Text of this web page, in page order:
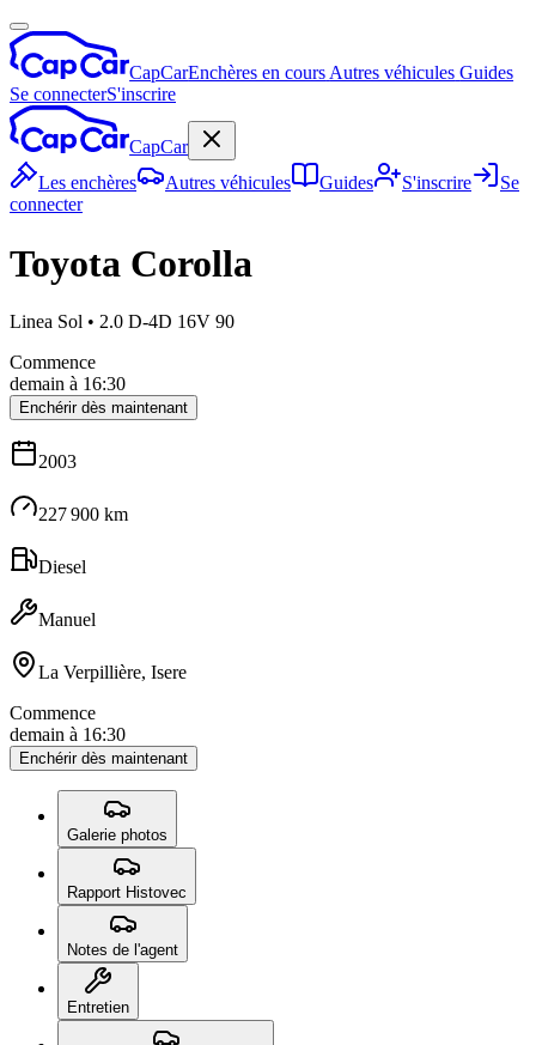
CapCarEnchères en cours Autres véhicules Guides
Se connecterS'inscrire
CapCar
Les enchères
Autres véhicules Guides S'inscrire
Se
connecter
Toyota Corolla
Linea Sol • 2.0 D-4D 16V 90
Commence
demain à 16:30
Enchérir dès maintenant
2003
227 900 km
Diesel
Manuel
La Verpillière, Isere
Commence
demain à 16:30
Enchérir dès maintenant
Galerie photos
Rapport Histovec
Notes de l'agent
Entretien